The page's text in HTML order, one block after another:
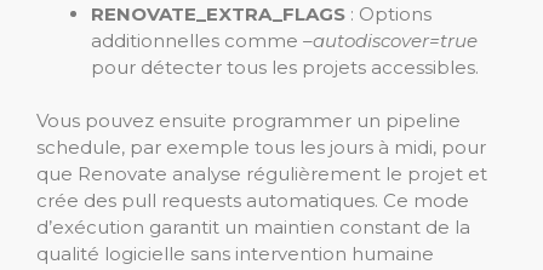
RENOVATE_EXTRA_FLAGS : Options
additionnelles comme –autodiscover=true
pour détecter tous les projets accessibles.
Vous pouvez ensuite programmer un pipeline
schedule, par exemple tous les jours à midi, pour
que Renovate analyse régulièrement le projet et
crée des pull requests automatiques. Ce mode
d’exécution garantit un maintien constant de la
qualité logicielle sans intervention humaine